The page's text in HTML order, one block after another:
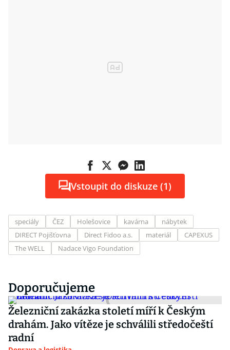
Vstoupit do diskuze (1)
speciály ČEZ Holešovice kavárna
nábytek
DIRECT Pojišťovna
Direct Fidoo a.s. materiál
CAPEXUS
The WELL
Nadace Vigo Foundation
Doporučujeme
Železniční zakázka století míří k Českým
drahám. Jako vítěze je schválili středočeští
radní